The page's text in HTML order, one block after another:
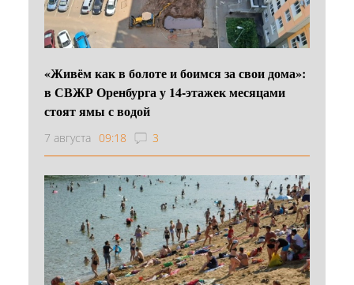
«Живём как в болоте и боимся за свои дома»:
в СВЖР Оренбурга у 14-этажек месяцами
стоят ямы с водой
7 августа 09:18 3